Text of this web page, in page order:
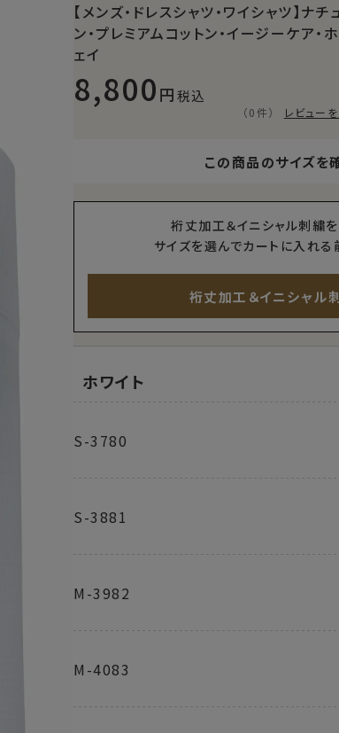
【メンズ・ドレスシャツ・ワイシャツ】ナチ
ン・プレミアムコットン・イージーケア・
ェイ
8,800 税込
（0件） レビュー
この商品のサイズを
裄丈加工＆イニシャル刺繍
サイズを選んでカートに入れる
裄丈加工＆イニシャル
ホワイト
S-3780
S-3881
M-3982
M-4083